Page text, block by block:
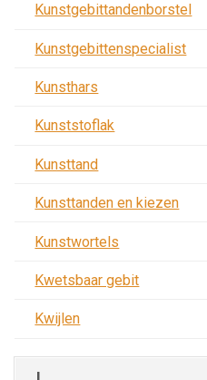
Kunstgebittandenborstel
Kunstgebittenspecialist
Kunsthars
Kunststoflak
Kunsttand
Kunsttanden en kiezen
Kunstwortels
Kwetsbaar gebit
Kwijlen